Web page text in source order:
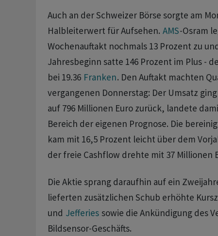
Auch an der Schweizer Börse sorgte am
Halbleiterwert für Aufsehen. AMS-Osram
Wochenauftakt nochmals 13 Prozent zu
Jahresbeginn satte 146 Prozent im Plus -
bei 19.36 Franken. Den Auftakt machten
vergangenen Donnerstag: Der Umsatz
auf 796 Millionen Euro zurück, landete
Bereich der eigenen Prognose. Die
kam mit 16,5 Prozent leicht über dem
der freie Cashflow drehte mit 37 Millionen
Die Aktie sprang daraufhin auf ein
lieferten zusätzlichen Schub erhöhte
und Jefferies sowie die Ankündigung des
Bildsensor-Geschäfts.